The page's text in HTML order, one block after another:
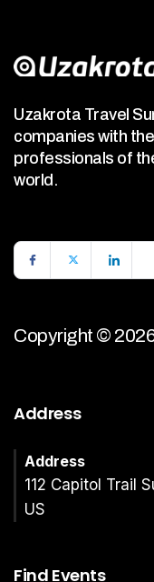
Uzakrota Travel
companies with
professionals of
world.
Copyright ©
Address
Address
112 Capitol Trail
US
Find Events